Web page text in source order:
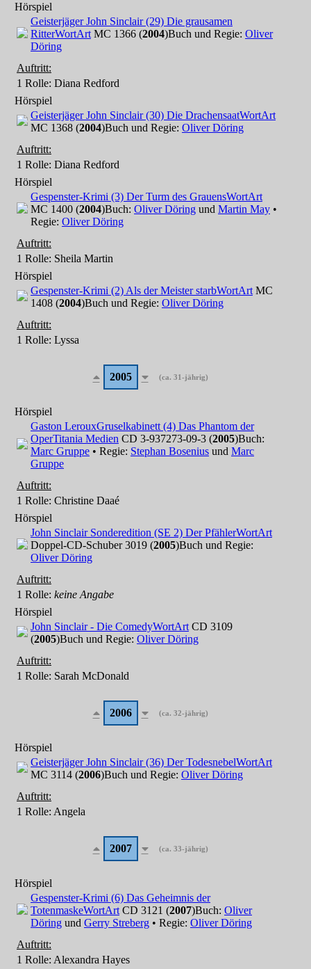
Hörspiel
Geisterjäger John Sinclair (29) Die grausamen
RitterWortArt MC 1366 (2004)Buch und Regie: Oliver
Döring
Auftritt:
1 Rolle: Diana Redford
Hörspiel
Geisterjäger John Sinclair (30) Die DrachensaatWortArt
MC 1368 (2004)Buch und Regie: Oliver Döring
Auftritt:
1 Rolle: Diana Redford
Hörspiel
Gespenster-Krimi (3) Der Turm des GrauensWortArt
MC 1400 (2004)Buch: Oliver Döring und Martin May •
Regie: Oliver Döring
Auftritt:
1 Rolle: Sheila Martin
Hörspiel
Gespenster-Krimi (2) Als der Meister starbWortArt MC
1408 (2004)Buch und Regie: Oliver Döring
Auftritt:
1 Rolle: Lyssa
2005 (ca. 31-jährig)
Hörspiel
Gaston LerouxGruselkabinett (4) Das Phantom der
OperTitania Medien CD 3-937273-09-3 (2005)Buch:
Marc Gruppe • Regie: Stephan Bosenius und Marc
Gruppe
Auftritt:
1 Rolle: Christine Daaé
Hörspiel
John Sinclair Sonderedition (SE 2) Der PfählerWortArt
Doppel-CD-Schuber 3019 (2005)Buch und Regie:
Oliver Döring
Auftritt:
1 Rolle: keine Angabe
Hörspiel
John Sinclair - Die ComedyWortArt CD 3109
(2005)Buch und Regie: Oliver Döring
Auftritt:
1 Rolle: Sarah McDonald
2006 (ca. 32-jährig)
Hörspiel
Geisterjäger John Sinclair (36) Der TodesnebelWortArt
MC 3114 (2006)Buch und Regie: Oliver Döring
Auftritt:
1 Rolle: Angela
2007 (ca. 33-jährig)
Hörspiel
Gespenster-Krimi (6) Das Geheimnis der
TotenmaskeWortArt CD 3121 (2007)Buch: Oliver
Döring und Gerry Streberg • Regie: Oliver Döring
Auftritt:
1 Rolle: Alexandra Hayes